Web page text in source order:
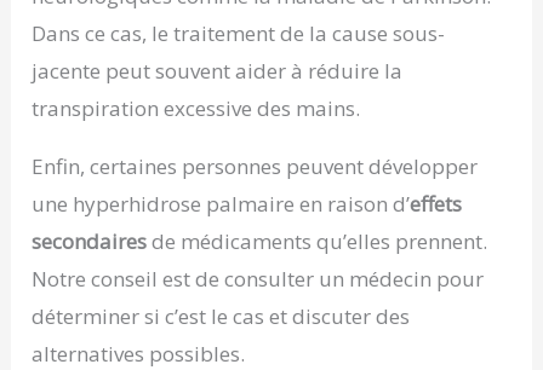
Dans ce cas, le traitement de la cause sous-
jacente peut souvent aider à réduire la
transpiration excessive des mains.
Enfin, certaines personnes peuvent développer
une hyperhidrose palmaire en raison d’effets
secondairesde médicaments qu’elles prennent.
Notre conseil est de consulter un médecin pour
déterminer si c’est le cas et discuter des
alternatives possibles.